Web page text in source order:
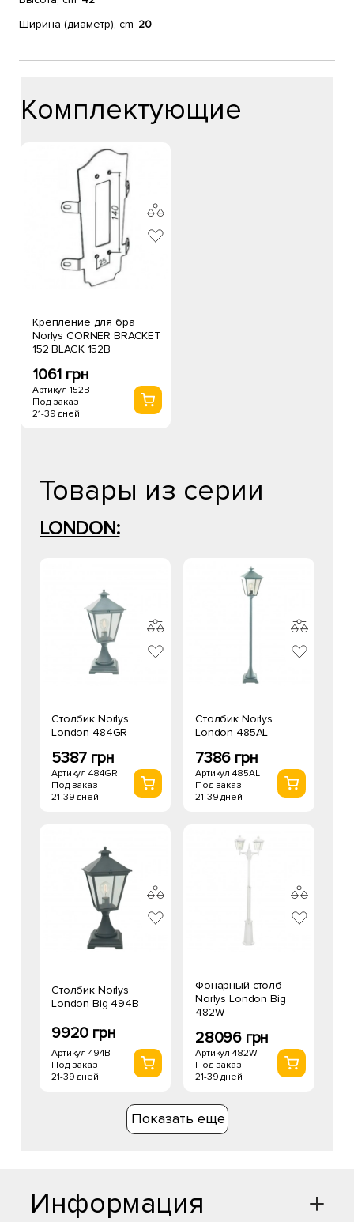
Ширина (диаметр), cm 20
Комплектующие
Крепление для бра
Norlys CORNER BRACKET
152 BLACK 152B
1061 грн
Артикул 152B
Под заказ
21-39 дней
Товары из серии
LONDON:
Столбик Norlys
London 484GR
5387 грн
Артикул 484GR
Под заказ
21-39 дней
Столбик Norlys
London 485AL
7386 грн
Артикул 485AL
Под заказ
21-39 дней
Столбик Norlys
London Big 494B
9920 грн
Артикул 494B
Под заказ
21-39 дней
Фонарный столб
Norlys London Big
482W
28096 грн
Артикул 482W
Под заказ
21-39 дней
Показать еще
Информация